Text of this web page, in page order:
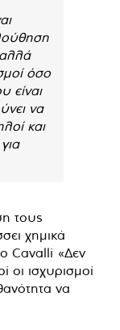
όσο
είναι
να
και
τους
χημικά
Cavalli «Δεν
οι ισχυρισμοί
να